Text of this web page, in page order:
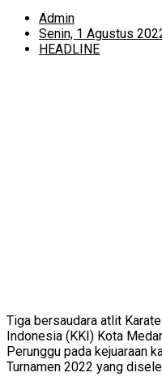
Admin
Senin, 1 Agustus
HEADLINE
Tiga bersaudara atlit
Indonesia (KKI) Kota
Perunggu pada kejuaraan
Turnamen 2022 yang